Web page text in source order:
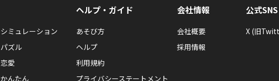
シミュレーション
パズル
恋愛
かんたん
ヘルプ・ガイド
あそび方
ヘルプ
利用規約
プライバシーステートメント
会社情報
会社概要
採用情報
公式SNS
X (旧